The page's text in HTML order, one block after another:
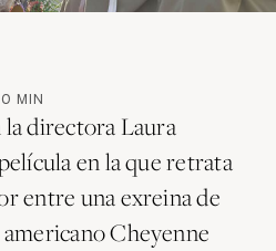
MIN
directora Laura
en la que retrata
entre una exreina de
Cheyenne